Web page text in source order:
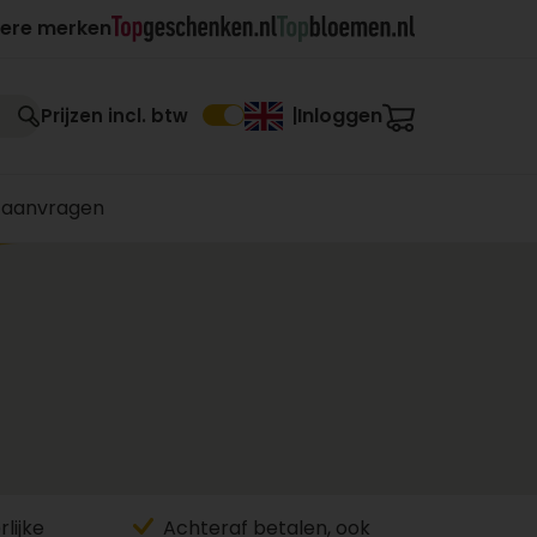
merken
Prijzen incl. btw Inloggen
Achteraf betalen, ook